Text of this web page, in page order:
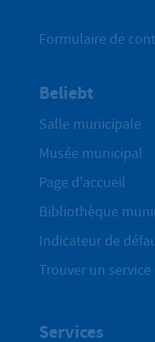
Formulaire de
Beliebt
Salle municipale
Musée municipal
Page d'accueil
Bibliothèque
Indicateur de
Trouver un service
Services